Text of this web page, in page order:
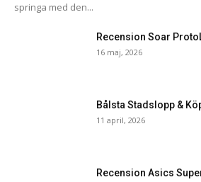
springa med den...
Recension Soar
16 maj, 2026
Bålsta Stadslopp &
11 april, 2026
Recension Asics